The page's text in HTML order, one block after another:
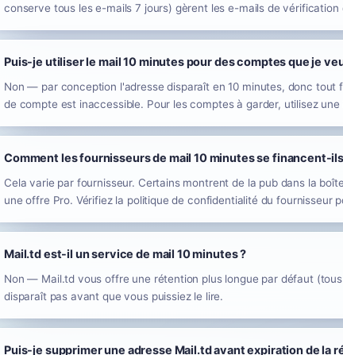
conserve tous les e-mails 7 jours) gèrent les e-mails de
Puis-je utiliser le mail 10 minutes pour des comptes que je
Non — par conception l'adresse disparaît en 10 minutes, donc
de compte est inaccessible. Pour les comptes à garder, utilisez
Comment les fournisseurs de mail 10 minutes se financent-
Cela varie par fournisseur. Certains montrent de la pub dans la
une offre Pro. Vérifiez la politique de confidentialité du fournisseur
Mail.td est-il un service de mail 10 minutes ?
Non — Mail.td vous offre une rétention plus longue par défaut
disparaît pas avant que vous puissiez le lire.
Puis-je supprimer une adresse Mail.td avant expiration de la